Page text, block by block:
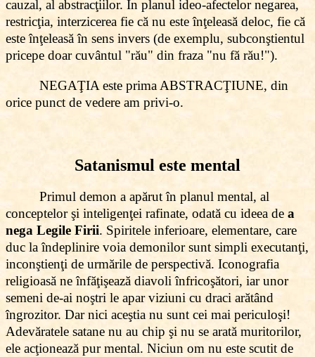
cauzal, al abstracţiilor. În planul ideo-afectelor negarea,
restricţia, interzicerea fie că nu este înţeleasă deloc, fie că
este înţeleasă în sens invers (de exemplu, subconştientul
pricepe doar cuvântul "rău" din fraza "nu fă rău!").
NEGAŢIA este prima ABSTRACŢIUNE, din
orice punct de vedere am privi-o.
Satanismul este mental
Primul demon a apărut în planul mental, al
conceptelor şi inteligenţei rafinate, odată cu ideea de a
nega Legile Firii. Spiritele inferioare, elementare, care
duc la îndeplinire voia demonilor sunt simpli executanţi,
inconştienţi de urmările de perspectivă. Iconografia
religioasă ne înfăţişează diavoli înfricoşători, iar unor
semeni de-ai noştri le apar viziuni cu draci arătând
îngrozitor. Dar nici aceştia nu sunt cei mai periculoşi!
Adevăratele satane nu au chip şi nu se arată muritorilor,
ele acţionează pur mental. Niciun om nu este scutit de